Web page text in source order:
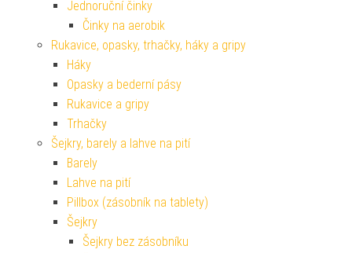
Jednoruční činky
Činky na aerobik
Rukavice, opasky, trhačky, háky a gripy
Háky
Opasky a bederní pásy
Rukavice a gripy
Trhačky
Šejkry, barely a lahve na pití
Barely
Lahve na pití
Pillbox (zásobník na tablety)
Šejkry
Šejkry bez zásobníku